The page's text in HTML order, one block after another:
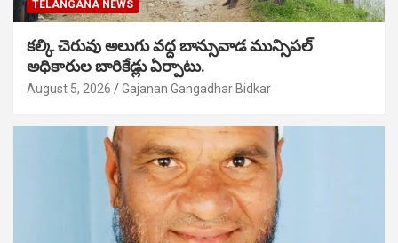
TELANGANA NEWS
కల్కి చెరువు అలుగు వద్ద బాన్సువాడ మున్సిపల్
అధికారుల బారికేడ్లు ఏర్పాటు.
August 5, 2026 Gajanan Gangadhar Bidkar